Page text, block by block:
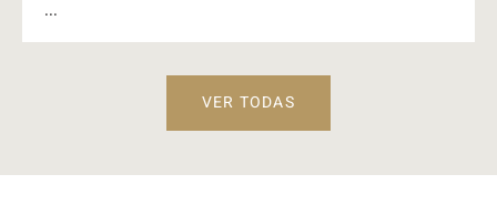
...
VER TODAS